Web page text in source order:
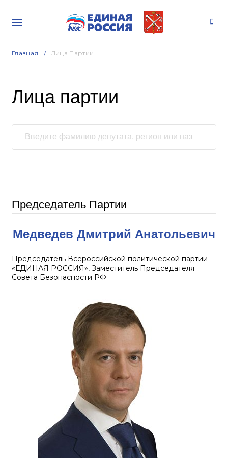
Главная Лица Партии
Лица партии
Председатель Партии
Медведев Дмитрий Анатольевич
Председатель Всероссийской политической партии
«ЕДИНАЯ РОССИЯ», Заместитель Председателя
Совета Безопасности РФ